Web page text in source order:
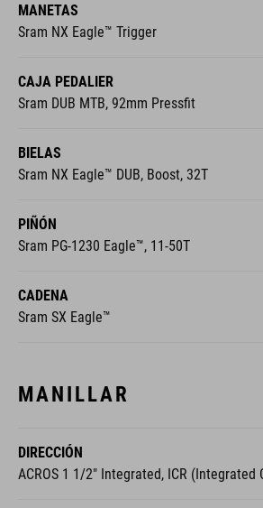
MANETAS
Sram NX Eagle™ Trigger
CAJA PEDALIER
Sram DUB MTB, 92mm Pressfit
BIELAS
Sram NX Eagle™ DUB, Boost, 32T
PIÑÓN
Sram PG-1230 Eagle™, 11-50T
CADENA
Sram SX Eagle™
MANILLAR
DIRECCIÓN
ACROS 1 1/2" Integrated, ICR (Integrated